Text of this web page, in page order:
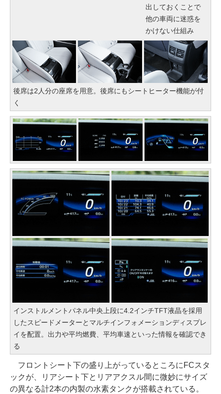
出しておくことで
他の車両に迷惑を
かけない仕組み
後席は2人分の座席を用意。後席にもシートヒーター機能が付
く
インストルメントパネル中央上段に4.2インチTFT液晶を採用
したスピードメーターとマルチインフォメーションディスプレ
イを配置。出力や平均燃費、平均車速といった情報を確認でき
る
フロントシート下の盛り上がっているところにFCスタ
ックが、リアシート下とリアアクスル間に微妙にサイズ
の異なる計2本の内製の水素タンクが搭載されている。